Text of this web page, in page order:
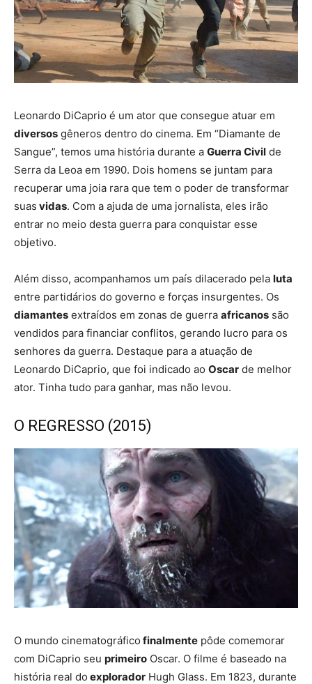
Leonardo DiCaprio é um ator que consegue atuar em
diversos gêneros dentro do cinema. Em “Diamante de
Sangue”, temos uma história durante a Guerra Civil de
Serra da Leoa em 1990. Dois homens se juntam para
recuperar uma joia rara que tem o poder de transformar
suas vidas. Com a ajuda de uma jornalista, eles irão
entrar no meio desta guerra para conquistar esse
objetivo.
Além disso, acompanhamos um país dilacerado pela luta
entre partidários do governo e forças insurgentes. Os
diamantes extraídos em zonas de guerra africanos são
vendidos para financiar conflitos, gerando lucro para os
senhores da guerra. Destaque para a atuação de
Leonardo DiCaprio, que foi indicado ao Oscar de melhor
ator. Tinha tudo para ganhar, mas não levou.
O REGRESSO (2015)
O mundo cinematográfico finalmente pôde comemorar
com DiCaprio seu primeiro Oscar. O filme é baseado na
história real do explorador Hugh Glass. Em 1823, durante